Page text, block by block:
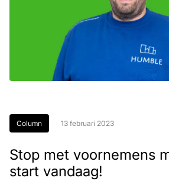
Column 13 februari 2023
Stop met voornemens
start vandaag!